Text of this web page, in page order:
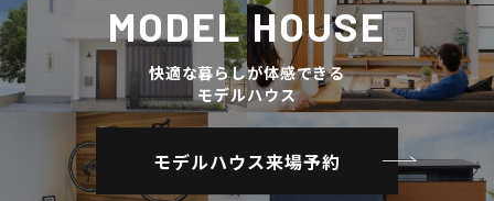
MODEL HOUSE
快適な暮らしが体感できる
モデルハウス
モデルハウス来場予約